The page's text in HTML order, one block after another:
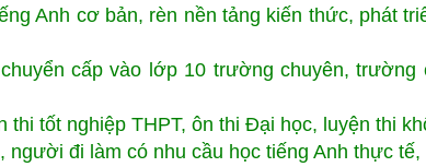
Anh cơ bản, rèn nền tảng kiến thức, phát
cấp vào lớp 10 trường chuyên,
thi tốt nghiệp THPT, ôn thi Đại học, luyện thi
đi làm có nhu cầu học tiếng Anh thực